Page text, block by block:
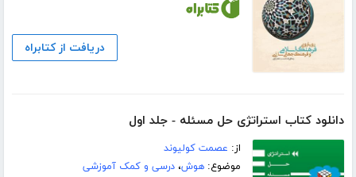
دریافت از کتابراه
دانلود کتاب استراتژی حل مسئله - جلد اول
از: عصمت کولیوند
موضوع:هوش،درسی و کمک آموزشی